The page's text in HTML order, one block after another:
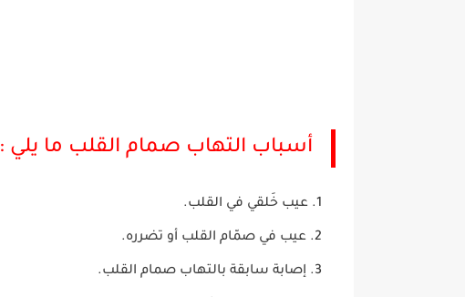
أسباب التهاب صمام القلب ما يلي :
عيب خَلقي في القلب.
عيب في صمّام القلب أو تضرره.
إصابة سابقة بالتهاب صمام القلب.